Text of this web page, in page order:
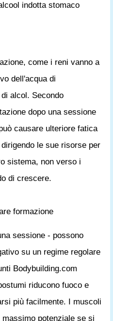
indotta stomaco
come i reni vanno a
dell'acqua di
alcol. Secondo
dopo una sessione
causare ulteriore fatica
le sue risorse per
sistema, non verso i
di crescere.
formazione
sessione - possono
su un regime regolare
Bodybuilding.com
riducono fuoco e
più facilmente. I muscoli
potenziale se si